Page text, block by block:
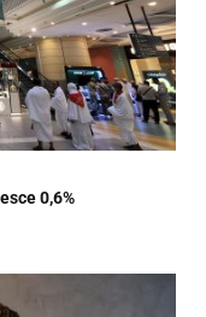
0,6%